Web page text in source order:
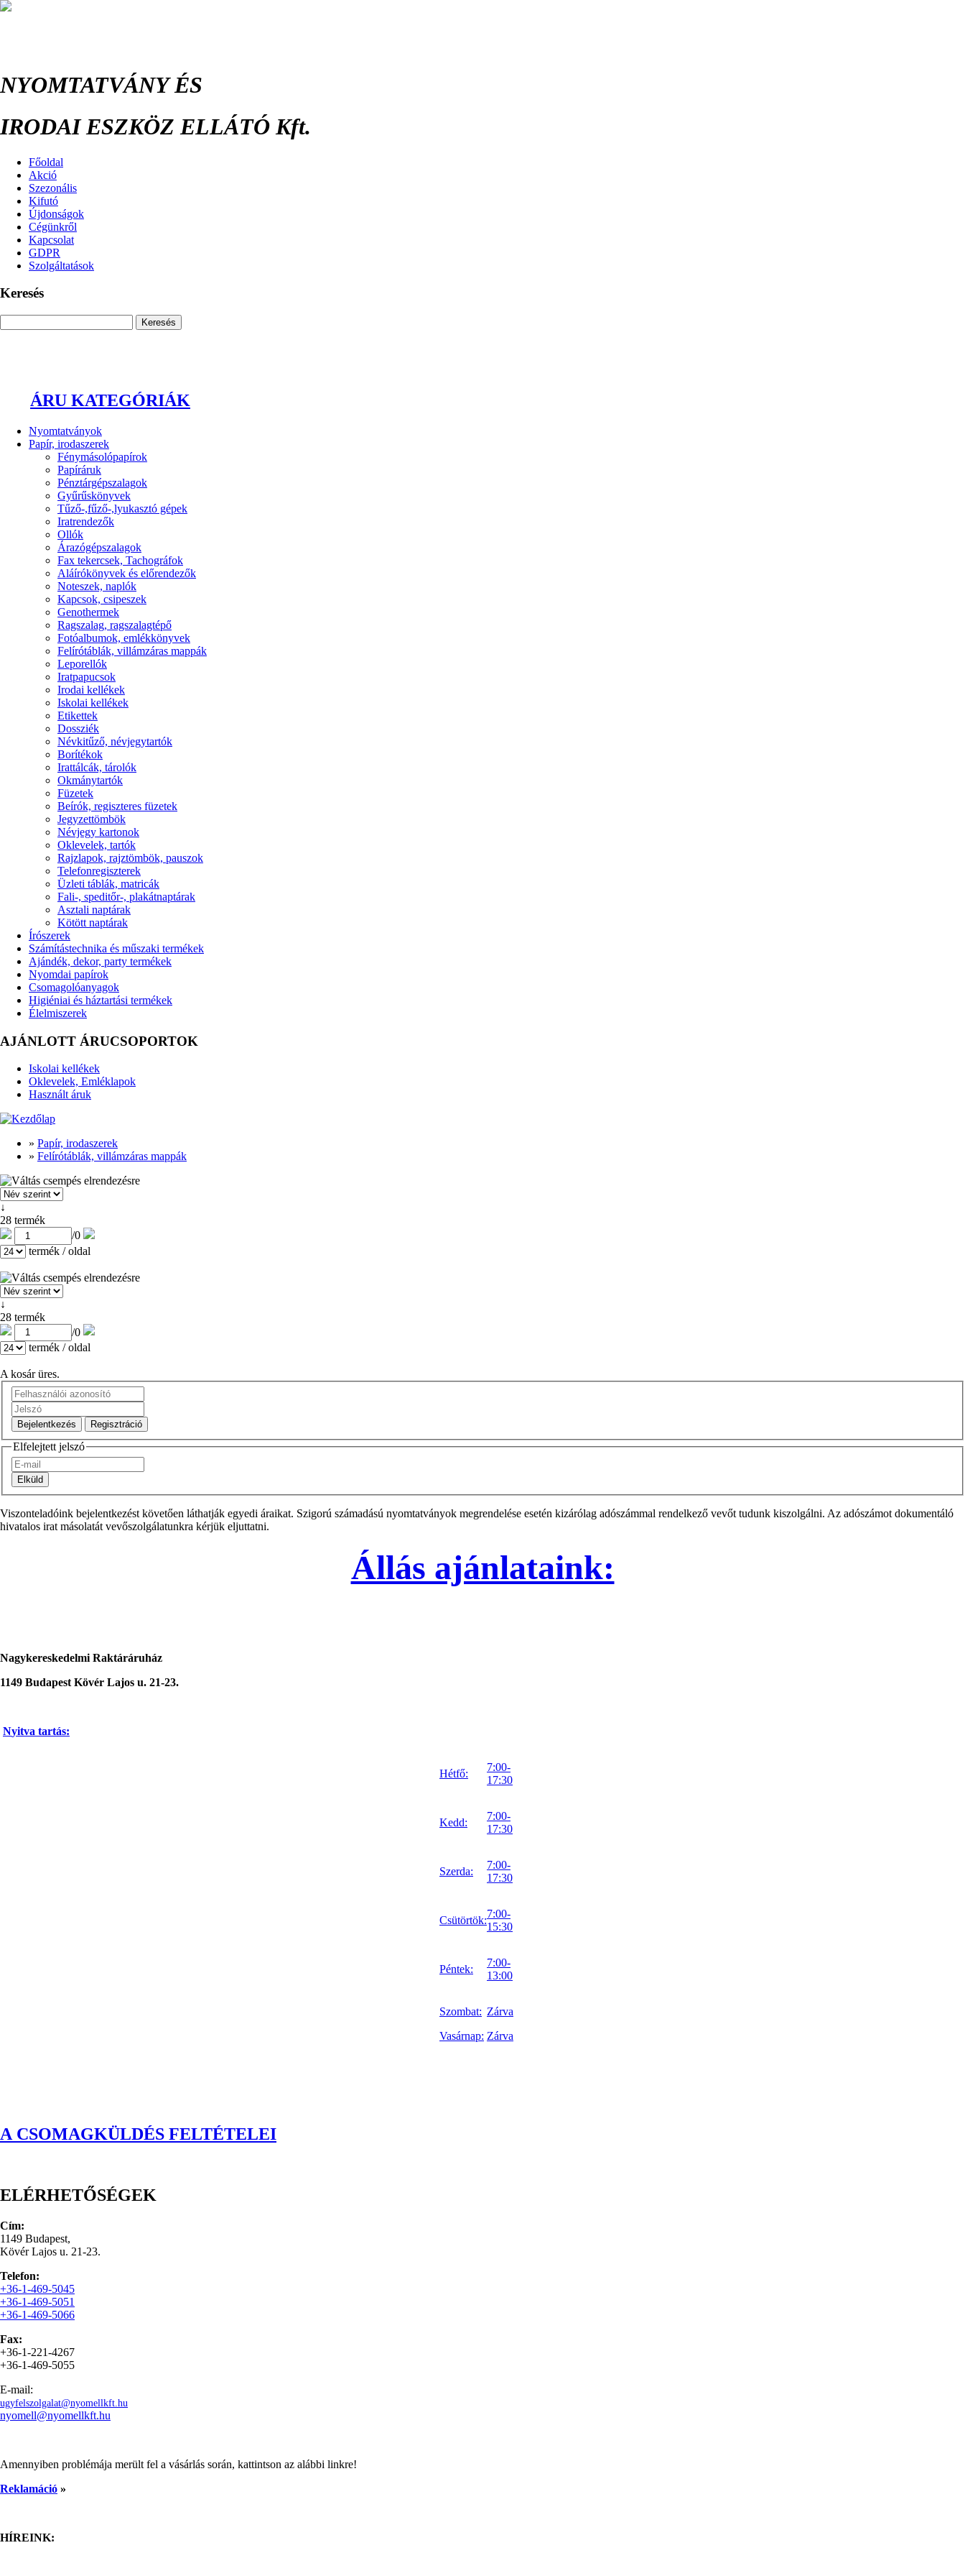
NYOMTATVÁNY ÉS
IRODAI ESZKÖZ ELLÁTÓ Kft.
Főoldal
Akció
Szezonális
Kifutó
Újdonságok
Cégünkről
Kapcsolat
GDPR
Szolgáltatások
Keresés
ÁRU KATEGÓRIÁK
Nyomtatványok
Papír, irodaszerek
Fénymásolópapírok
Papíráruk
Pénztárgépszalagok
Gyűrűskönyvek
Tűző-,fűző-,lyukasztó gépek
Iratrendezők
Ollók
Árazógépszalagok
Fax tekercsek, Tachográfok
Aláírókönyvek és előrendezők
Noteszek, naplók
Kapcsok, csipeszek
Genothermek
Ragszalag, ragszalagtépő
Fotóalbumok, emlékkönyvek
Felírótáblák, villámzáras mappák
Leporellók
Iratpapucsok
Irodai kellékek
Iskolai kellékek
Etikettek
Dossziék
Névkitűző, névjegytartók
Borítékok
Irattálcák, tárolók
Okmánytartók
Füzetek
Beírók, regiszteres füzetek
Jegyzettömbök
Névjegy kartonok
Oklevelek, tartók
Rajzlapok, rajztömbök, pauszok
Telefonregiszterek
Üzleti táblák, matricák
Fali-, speditőr-, plakátnaptárak
Asztali naptárak
Kötött naptárak
Írószerek
Számítástechnika és műszaki termékek
Ajándék, dekor, party termékek
Nyomdai papírok
Csomagolóanyagok
Higiéniai és háztartási termékek
Élelmiszerek
AJÁNLOTT ÁRUCSOPORTOK
Iskolai kellékek
Oklevelek, Emléklapok
Használt áruk
» Papír, irodaszerek
» Felírótáblák, villámzáras mappák
↓
28 termék
/0
termék / oldal
↓
28 termék
/0
termék / oldal
A kosár üres.
Elfelejtett jelszó
Viszonteladóink bejelentkezést követően láthatják egyedi áraikat. Szigorú számadású nyomtatványok megrendelése esetén kizárólag adószámmal rendelkező vevőt tudunk kiszolgálni. Az adószámot dokumentáló
hivatalos irat másolatát vevőszolgálatunkra kérjük eljuttatni.
Állás ajánlataink:
Nagykereskedelmi Raktáráruház
1149 Budapest Kövér Lajos u. 21-23.
Nyitva tartás:
Hétfő:
7:00-
17:30
Kedd:
7:00-
17:30
Szerda:
7:00-
17:30
Csütörtök:
7:00-
15:30
Péntek:
7:00-
13:00
Szombat:
Vasárnap:
Zárva
Zárva
A CSOMAGKÜLDÉS FELTÉTELEI
ELÉRHETŐSÉGEK
Cím:
1149 Budapest,
Kövér Lajos u. 21-23.
Telefon:
+36-1-469-5045
+36-1-469-5051
+36-1-469-5066
Fax:
+36-1-221-4267
+36-1-469-5055
E-mail:
ugyfelszolgalat@nyomellkft.hu
nyomell@nyomellkft.hu
Amennyiben problémája merült fel a vásárlás során, kattintson az alábbi linkre!
Reklamáció »
HÍREINK: